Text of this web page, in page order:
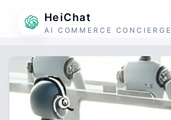
HeiChat
AI COMMERCE CONCIERGE